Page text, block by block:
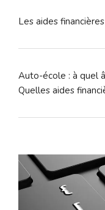
Les aides
Auto-école : à quel
Quelles aides